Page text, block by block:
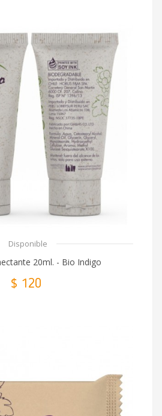
Disponible
20ml. - Bio Indigo
$ 120